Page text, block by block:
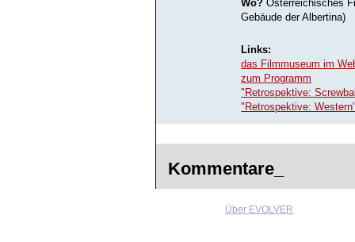
Wo? Österreichisches
Gebäude der Albertina)
Links:
das Filmmuseum im
zum Programm
"Retrospektive:
"Retrospektive:
Kommentare_
Über EVOLVER